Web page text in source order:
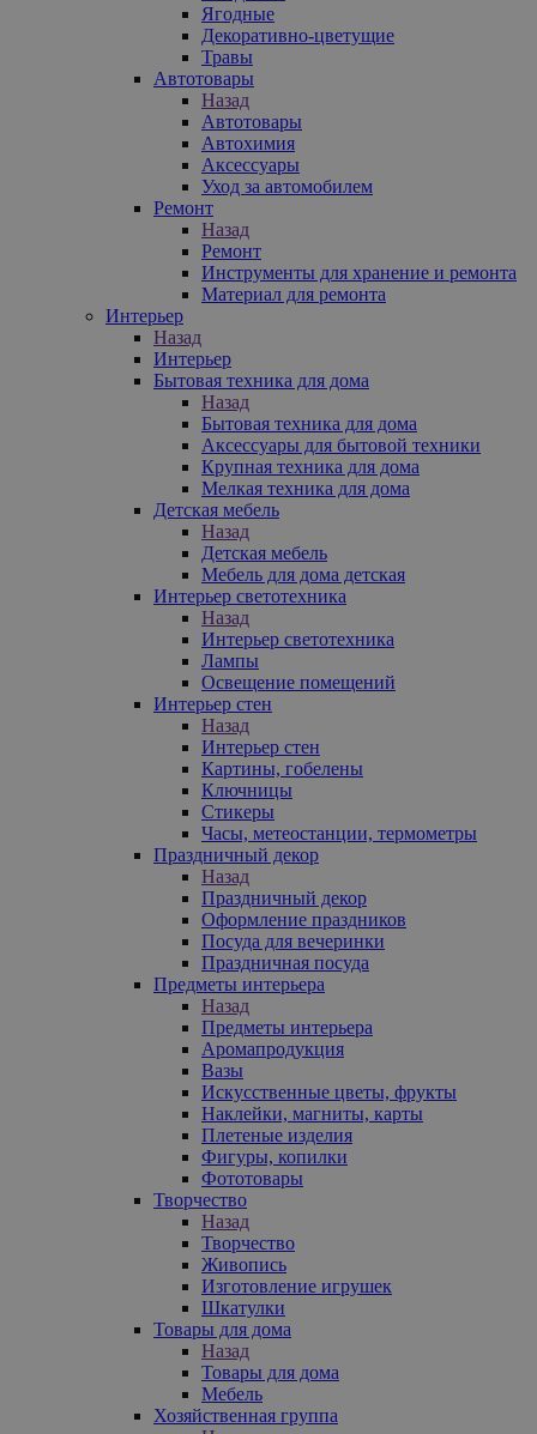
Ягодные
Декоративно-цветущие
Травы
Автотовары
Назад
Автотовары
Автохимия
Аксессуары
Уход за автомобилем
Ремонт
Назад
Ремонт
Инструменты для хранение и ремонта
Материал для ремонта
Интерьер
Назад
Интерьер
Бытовая техника для дома
Назад
Бытовая техника для дома
Аксессуары для бытовой техники
Крупная техника для дома
Мелкая техника для дома
Детская мебель
Назад
Детская мебель
Мебель для дома детская
Интерьер светотехника
Назад
Интерьер светотехника
Лампы
Освещение помещений
Интерьер стен
Назад
Интерьер стен
Картины, гобелены
Ключницы
Стикеры
Часы, метеостанции, термометры
Праздничный декор
Назад
Праздничный декор
Оформление праздников
Посуда для вечеринки
Праздничная посуда
Предметы интерьера
Назад
Предметы интерьера
Аромапродукция
Вазы
Искусственные цветы, фрукты
Наклейки, магниты, карты
Плетеные изделия
Фигуры, копилки
Фототовары
Творчество
Назад
Творчество
Живопись
Изготовление игрушек
Шкатулки
Товары для дома
Назад
Товары для дома
Мебель
Хозяйственная группа